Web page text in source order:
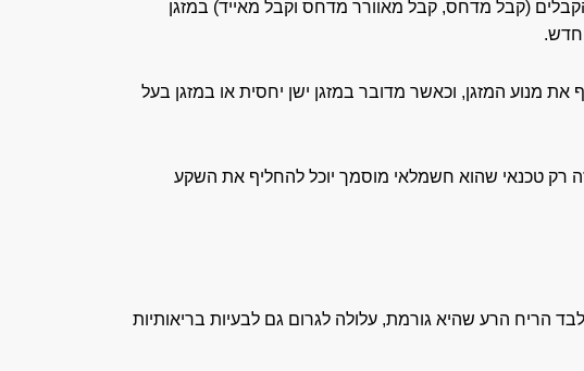
(קבל מדחס, קבל מאוורר מדחס וקבל מאייד) במזגן
חדש.
מנוע המזגן, וכאשר מדובר במזגן ישן יחסית או במזגן בעל
רק טכנאי שהוא חשמלאי מוסמך יוכל להחליף את השקע
הריח הרע שהיא גורמת, עלולה לגרום גם לבעיות בריאותיות